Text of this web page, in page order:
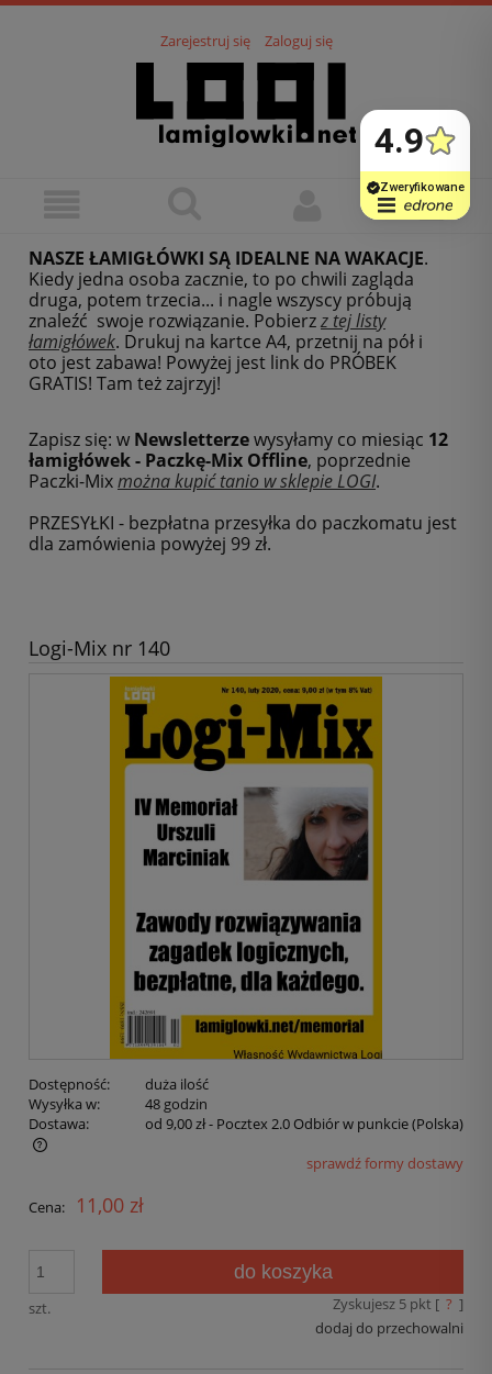
Zarejestruj się Zaloguj się
NASZE ŁAMIGŁÓWKI SĄ IDEALNE NA WAKACJE.
Kiedy jedna osoba zacznie, to po chwili zagląda
druga, potem trzecia... i nagle wszyscy próbują
znaleźć swoje rozwiązanie. Pobierzz tej listy
łamigłówek. Drukuj na kartce A4, przetnij na pół i
oto jest zabawa! Powyżej jest link do PRÓBEK
GRATIS! Tam też zajrzyj!
Zapisz się: w Newsletterzewysyłamy co miesiąc 12
łamigłówek - Paczkę-Mix Offline, poprzednie
Paczki-Mixmożna kupić tanio w sklepie LOGI.
PRZESYŁKI - bezpłatna przesyłka do paczkomatu jest
dla zamówienia powyżej 99 zł.
Logi-Mix nr 140
Dostępność:
duża ilość
Wysyłka w:
48 godzin
Dostawa:
od 9,00 zł- Pocztex 2.0 Odbiór w punkcie(Polska)
sprawdź formy dostawy
Cena: 11,00 zł
szt.
do koszyka
Zyskujesz 5pkt [ ? ]
dodaj do przechowalni